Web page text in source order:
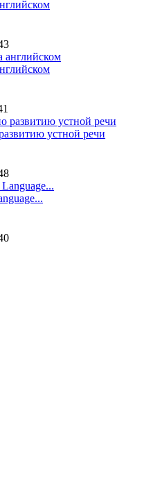
устной речи